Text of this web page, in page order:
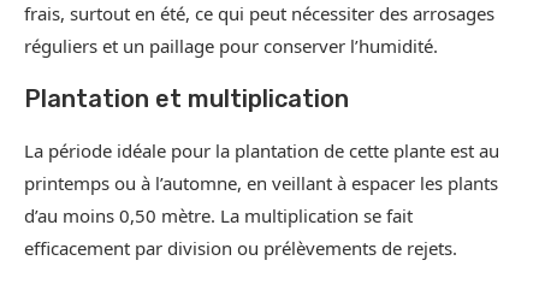
frais, surtout en été, ce qui peut nécessiter des arrosages
réguliers et un paillage pour conserver l’humidité.
Plantation et multiplication
La période idéale pour la plantation de cette plante est au
printemps ou à l’automne, en veillant à espacer les plants
d’au moins 0,50 mètre. La multiplication se fait
efficacement par division ou prélèvements de rejets.